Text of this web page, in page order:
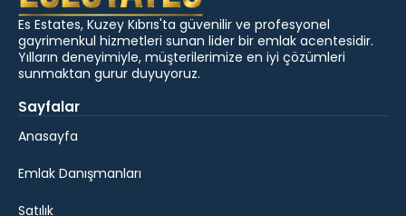
Es Estates, Kuzey Kıbrıs'ta güvenilir ve profesyonel
gayrimenkul hizmetleri sunan lider bir emlak acentesidir.
Yılların deneyimiyle, müşterilerimize en iyi çözümleri
sunmaktan gurur duyuyoruz.
Sayfalar
Anasayfa
Emlak Danışmanları
Satılık